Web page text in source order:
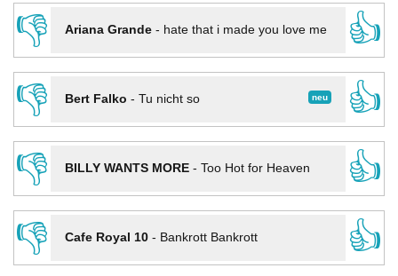
👎
Ariana Grande- hate that i made you love me
👍
👎
neu
Bert Falko - Tu nicht so
👍
👎
BILLY WANTS MORE- Too Hot for Heaven
👍
👎
Cafe Royal 10- Bankrott Bankrott
👍